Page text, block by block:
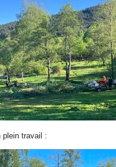
plein travail :